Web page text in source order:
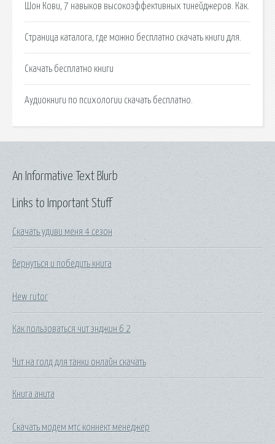
Шон Кови, 7 навыков высокоэффективных тинейджеров. Как.
Страница каталога, где можно бесплатно скачать книги для.
Cкачать бесплатно книги
Аудиокниги по психологии скачать бесплатно.
Links to Important Stuff
Скачать удиви меня 4 сезон
Вернуться и победить книга
Hew rutor
Как пользоваться чит энджин 6 2
Чит на голд для танки онлайн скачать
Книга анита
Скачать модем мтс коннект менеджер
An Informative Text Blurb